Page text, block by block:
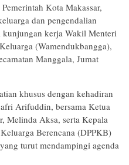
Kota Makassar,
dan pengendalian
kerja Wakil Menteri
(Wamendukbangga),
Manggala, Jumat
khusus dengan kehadiran
Arifuddin, bersama Ketua
Melinda Aksa, serta Kepala
Berencana (DPPKB)
turut mendampingi agenda